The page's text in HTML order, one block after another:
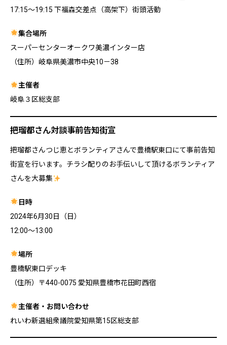
17:15～19:15 下福森交差点（高架下）街頭活動
集合場所
スーパーセンターオークワ美濃インター店
（住所）岐阜県美濃市中央10－38
主催者
岐阜３区総支部
把瑠都さん対談事前告知街宣
把瑠都さんつじ恵とボランティアさんで豊橋駅東口にて事前告知
街宣を行います。チラシ配りのお手伝いして頂けるボランティア
さんを大募集
日時
2024年6月30日（日）
12:00〜13:00
場所
豊橋駅東口デッキ
（住所）〒440-0075 愛知県豊橋市花田町西宿
主催者・お問い合わせ
れいわ新選組衆議院愛知県第15区総支部